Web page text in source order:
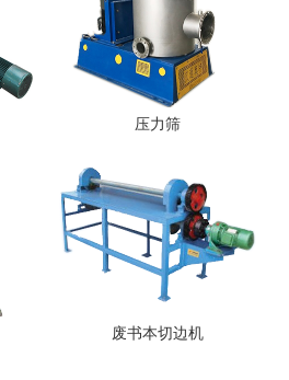
压力筛
废书本切边机